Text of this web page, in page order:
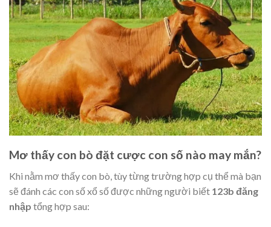
Mơ thấy con bò đặt cược con số nào may mắn?
Khi nằm mơ thấy con bò, tùy từng trường hợp cụ thể mà bạn
sẽ đánh các con số xổ số được những người biết 123b đăng
nhập tổng hợp sau: